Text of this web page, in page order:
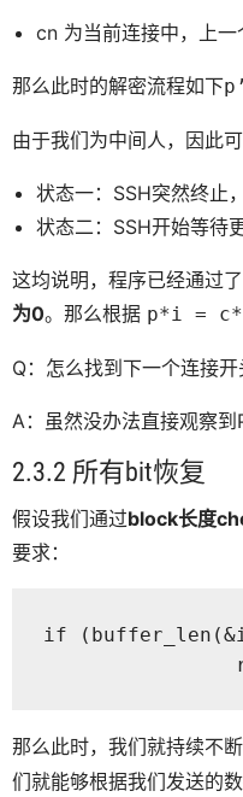
cn 为当前连接中，上
那么此时的解密流程如下
由于我们为中间人，因此
状态一：SSH突然终止
状态二：SSH开始等待
这均说明，程序已经通过
为0。那么根据 p*i =
Q：怎么找到下一个连接开
A：虽然没办法直接观察
2.3.2 所有bit恢复
假设我们通过block长度
要求：
if
那么此时，我们就持续不
们就能够根据我们发送的